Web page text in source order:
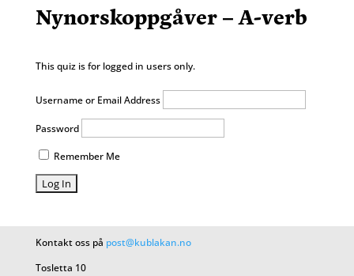
Nynorskoppgåver – A-verb
This quiz is for logged in users only.
Username or Email Address
Password
Remember Me
Kontakt oss på post@kublakan.no
Tosletta 10